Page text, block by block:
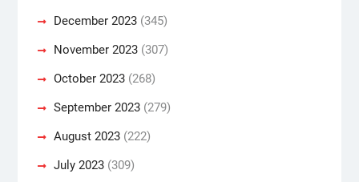
December 2023(345)
November 2023(307)
October 2023(268)
September 2023(279)
August 2023(222)
July 2023(309)